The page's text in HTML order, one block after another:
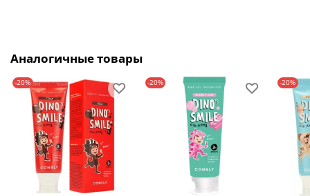
Аналогичные товары
-20% -20% -20%